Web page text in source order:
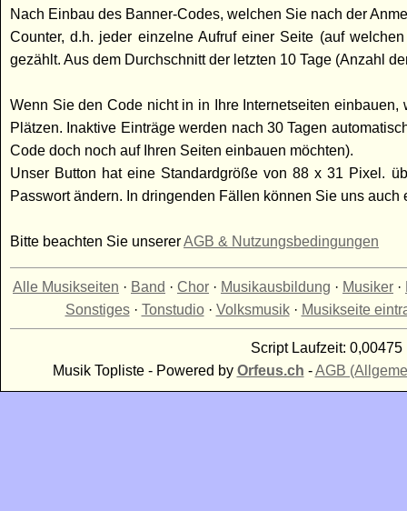
Nach Einbau des Banner-Codes, welchen Sie nach der
Counter, d.h. jeder einzelne Aufruf einer Seite (auf
gezählt. Aus dem Durchschnitt der letzten 10 Tage (Anzahl
Wenn Sie den Code nicht in in Ihre Internetseiten
Plätzen. Inaktive Einträge werden nach 30 Tagen
Code doch noch auf Ihren Seiten einbauen möchten).
Unser Button hat eine Standardgröße von 88 x 31 Pixel.
Passwort ändern. In dringenden Fällen können Sie uns auch
Bitte beachten Sie unsererAGB & Nutzungsbedingungen
Alle Musikseiten · Band · Chor · Musikausbildung · Musiker ·
Sonstiges· Tonstudio· Volksmusik· Musikseite
Script Laufzeit:
Musik Topliste - Powered by Orfeus.ch -AGB